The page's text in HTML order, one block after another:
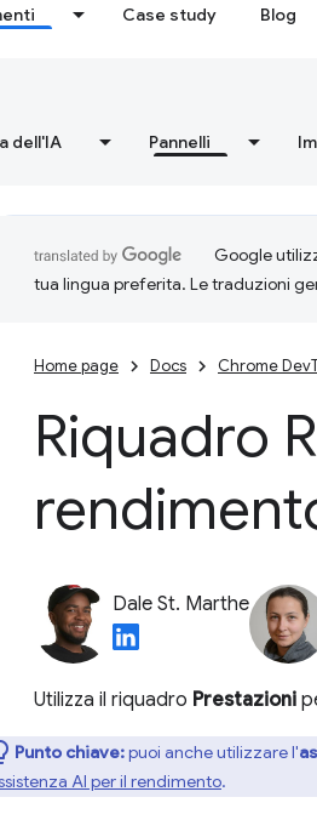
Case study Blog
dell'IA Pannelli
Google
tua lingua preferita. Le traduzioni
Home page Docs Chrome
Riquadro
Dale St. Marthe
Utilizza il riquadro Prestazioni
Punto chiave:puoi anche utilizzare l'
AI per il rendimento.